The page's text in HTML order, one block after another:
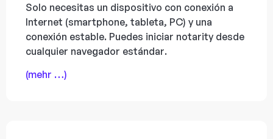
Solo necesitas un dispositivo con conexión a
Internet (smartphone, tableta, PC) y una
conexión estable. Puedes iniciar notarity desde
cualquier navegador estándar.
(mehr …)